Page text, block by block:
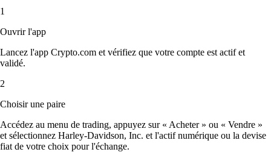
1
Ouvrir l'app
Lancez l'app Crypto.com et vérifiez que votre compte est actif et
validé.
2
Choisir une paire
Accédez au menu de trading, appuyez sur « Acheter » ou « Vendre »
et sélectionnez Harley-Davidson, Inc. et l'actif numérique ou la devise
fiat de votre choix pour l'échange.